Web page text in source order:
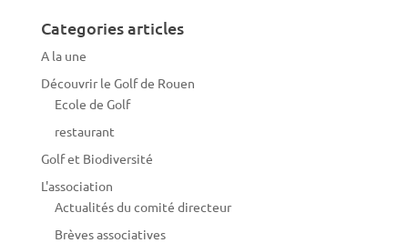
Categories articles
A la une
Découvrir le Golf de Rouen
Ecole de Golf
restaurant
Golf et Biodiversité
L'association
Actualités du comité directeur
Brèves associatives